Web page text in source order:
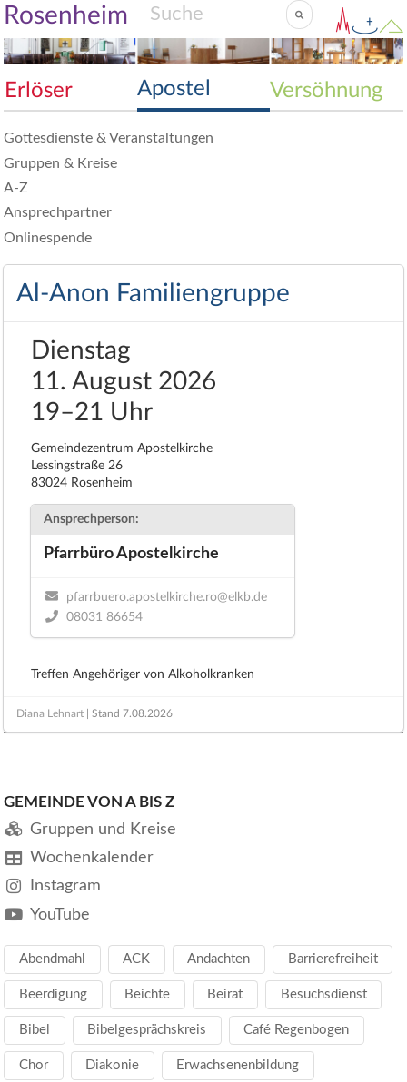
Rosenheim
Erlöser Apostel Versöhnung
Gottesdienste & Veranstaltungen
Gruppen & Kreise
A-Z
Ansprechpartner
Onlinespende
Al-Anon Familiengruppe
Dienstag
11. August 2026
19–21 Uhr
Gemeindezentrum Apostelkirche
Lessingstraße 26
83024 Rosenheim
Ansprechperson:
Pfarrbüro Apostelkirche
pfarrbuero.apostelkirche.ro@elkb.de
08031 86654
Treffen Angehöriger von Alkoholkranken
Diana Lehnart | Stand 7.08.2026
GEMEINDE VON A BIS Z
Gruppen und Kreise
Wochenkalender
Instagram
YouTube
Abendmahl ACK Andachten Barrierefreiheit
Beerdigung Beichte Beirat Besuchsdienst
Bibel Bibelgesprächskreis Café Regenbogen
Chor Diakonie Erwachsenenbildung